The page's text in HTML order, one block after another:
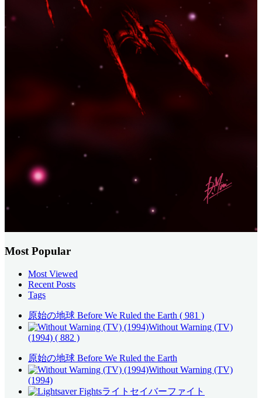
Most Popular
Most Viewed
Recent Posts
Tags
原始の地球 Before We Ruled the Earth ( 981 )
Without Warning (TV)
(1994) ( 882 )
原始の地球 Before We Ruled the Earth
Without Warning (TV)
(1994)
ライトセイバーファイト